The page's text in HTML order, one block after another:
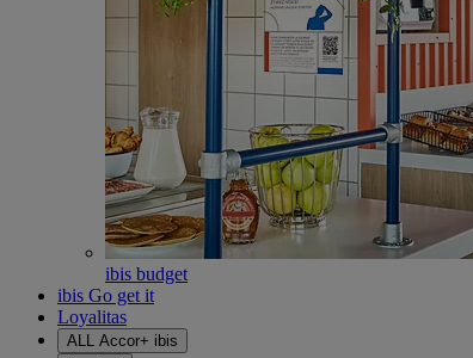
ibis budget
ibis Go get it
Loyalitas
ALL Accor+ ibis